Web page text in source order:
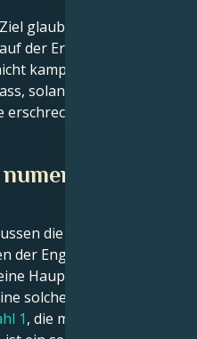
glauben, das Gott
der Erde gesetzt hat.
kampflos
solange sie Gott auf
oder sie
die 1, 6 und 11 die
der Engelszahl 166. Da
Hauptzahl ist, gibt es
solche spirituelle
1, die mehr als einmal